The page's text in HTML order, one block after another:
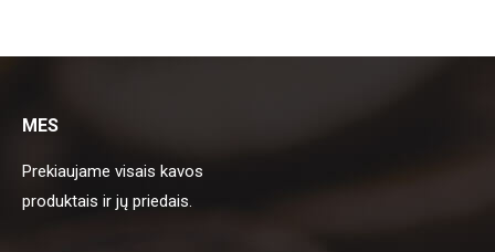
MES
Prekiaujame visais kavos
produktais ir jų priedais.